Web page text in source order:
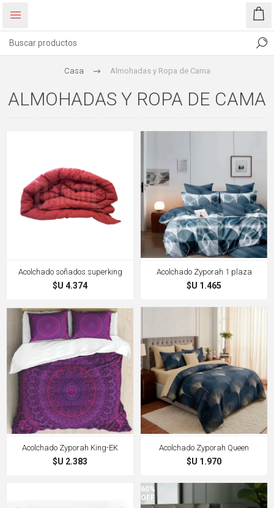
Casa Almohadas y Ropa de Cama
ALMOHADAS Y ROPA DE CAMA
Acolchado soñados superking
$U 4.374
Acolchado Zyporah 1 plaza
$U 1.465
Acolchado Zyporah King-EK
$U 2.383
Acolchado Zyporah Queen
$U 1.970
60%
OFF